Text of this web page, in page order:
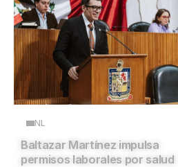
NL
Baltazar Martínez impulsa
permisos laborales por salud